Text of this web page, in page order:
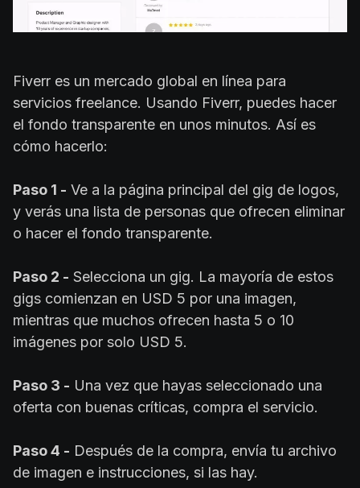
Fiverr es un mercado global en línea para
servicios freelance. Usando Fiverr, puedes hacer
el fondo transparente en unos minutos. Así es
cómo hacerlo:
Paso 1 - Ve a la página principal del gig de logos,
y verás una lista de personas que ofrecen eliminar
o hacer el fondo transparente.
Paso 2 - Selecciona un gig. La mayoría de estos
gigs comienzan en USD 5 por una imagen,
mientras que muchos ofrecen hasta 5 o 10
imágenes por solo USD 5.
Paso 3 - Una vez que hayas seleccionado una
oferta con buenas críticas, compra el servicio.
Paso 4 - Después de la compra, envía tu archivo
de imagen e instrucciones, si las hay.